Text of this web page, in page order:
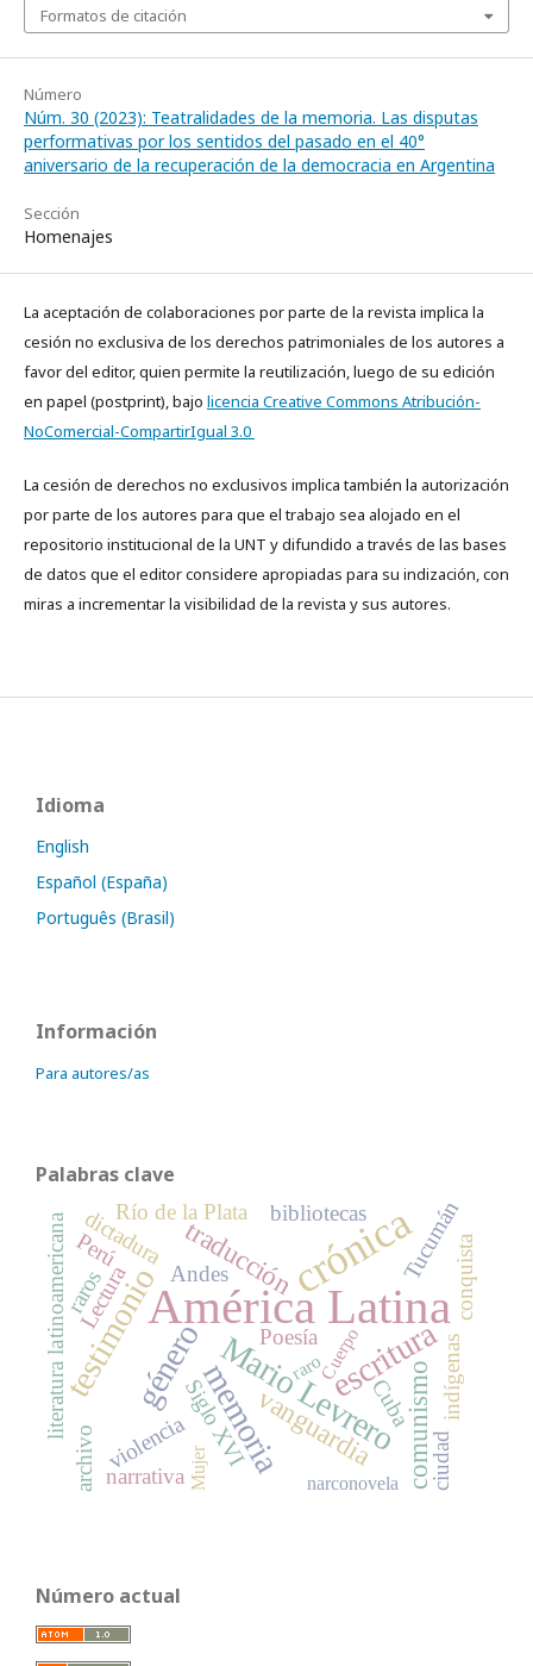
Formatos de citación
Número
Núm. 30 (2023): Teatralidades de la memoria. Las disputas
performativas por los sentidos del pasado en el 40°
aniversario de la recuperación de la democracia en Argentina
Sección
Homenajes
La aceptación de colaboraciones por parte de la revista implica la
cesión no exclusiva de los derechos patrimoniales de los autores a
favor del editor, quien permite la reutilización, luego de su edición
en papel (postprint), bajo licencia Creative Commons Atribución-
NoComercial-CompartirIgual 3.0
La cesión de derechos no exclusivos implica también la autorización
por parte de los autores para que el trabajo sea alojado en el
repositorio institucional de la UNT y difundido a través de las bases
de datos que el editor considere apropiadas para su indización, con
miras a incrementar la visibilidad de la revista y sus autores.
Idioma
English
Español (España)
Português (Brasil)
Información
Para autores/as
Palabras clave
América Latina
crónica
géneroMario Levrero
escritura
testimonio
memoria comunismo
traducción
vanguardia
Andes
Siglo XVI
Poesía
Río de la Plata
violencia
literatura latinoamericanaLectura
dictadura Tucumán
raros
narrativa
indígenas
bibliotecas
Cuba
Perú conquista
ciudad
archivo
Cuerpo
Mujer narconovela
raro
Número actual